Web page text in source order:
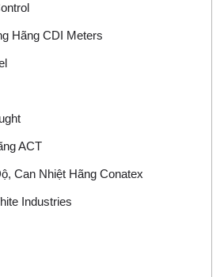
Hãng CDI Meters
ACT
Can Nhiệt Hãng Conatex
Industries